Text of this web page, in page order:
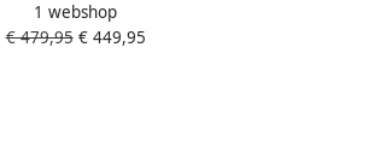
Terracotta FRIDGE RETRO
107L
1 webshop
€ 479,95€ 449,95